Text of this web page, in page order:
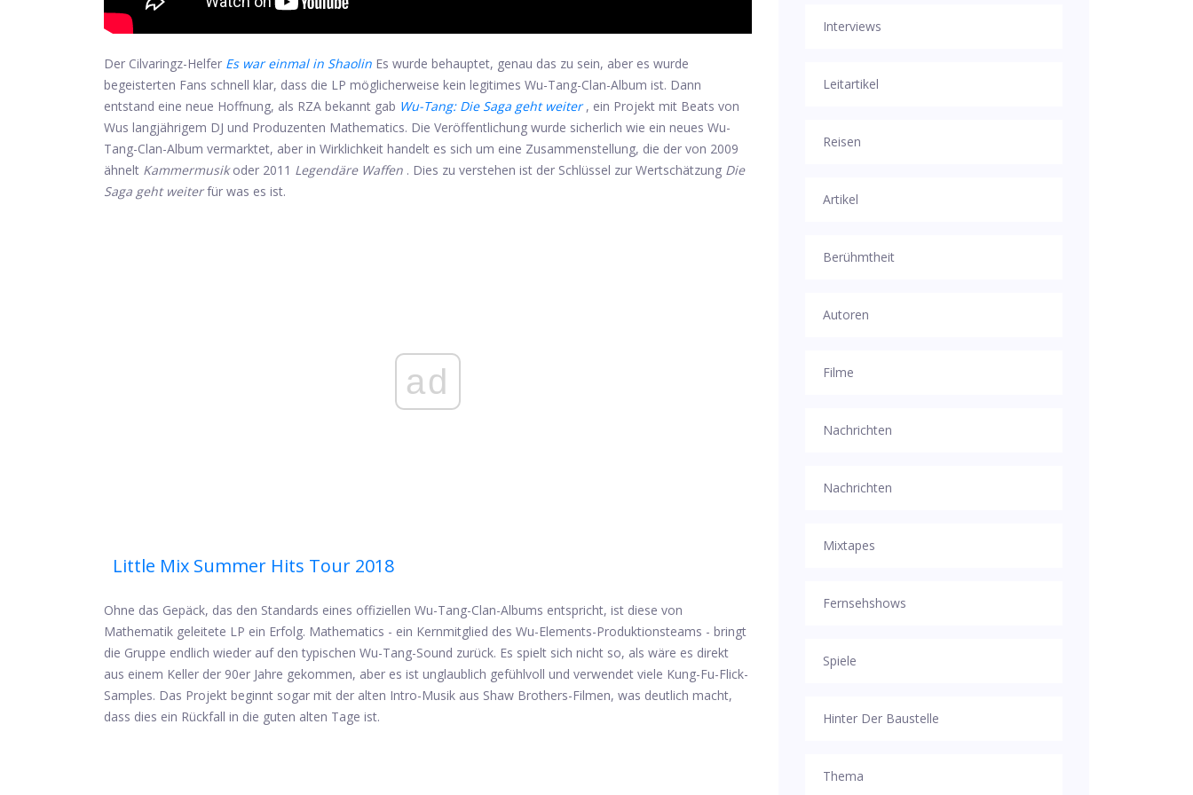
Der Cilvaringz-Helfer Es war einmal in Shaolin Es wurde behauptet, genau das zu sein, aber es wurde
begeisterten Fans schnell klar, dass die LP möglicherweise kein legitimes Wu-Tang-Clan-Album ist. Dann
entstand eine neue Hoffnung, als RZA bekannt gab Wu-Tang: Die Saga geht weiter , ein Projekt mit Beats von
Wus langjährigem DJ und Produzenten Mathematics. Die Veröffentlichung wurde sicherlich wie ein neues Wu-
Tang-Clan-Album vermarktet, aber in Wirklichkeit handelt es sich um eine Zusammenstellung, die der von 2009
ähnelt Kammermusikoder 2011 Legendäre Waffen . Dies zu verstehen ist der Schlüssel zur Wertschätzung Die
Saga geht weiterfür was es ist.
ad
Little Mix Summer Hits Tour 2018
Ohne das Gepäck, das den Standards eines offiziellen Wu-Tang-Clan-Albums entspricht, ist diese von
Mathematik geleitete LP ein Erfolg. Mathematics - ein Kernmitglied des Wu-Elements-Produktionsteams - bringt
die Gruppe endlich wieder auf den typischen Wu-Tang-Sound zurück. Es spielt sich nicht so, als wäre es direkt
aus einem Keller der 90er Jahre gekommen, aber es ist unglaublich gefühlvoll und verwendet viele Kung-Fu-Flick-
Samples. Das Projekt beginnt sogar mit der alten Intro-Musik aus Shaw Brothers-Filmen, was deutlich macht,
dass dies ein Rückfall in die guten alten Tage ist.
Interviews
Leitartikel
Reisen
Artikel
Berühmtheit
Autoren
Filme
Nachrichten
Nachrichten
Mixtapes
Fernsehshows
Spiele
Hinter Der Baustelle
Thema